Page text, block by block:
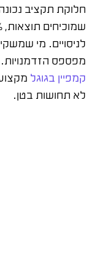
לניסויים. מי
מפספס
קמפיין בגוגל
לא תחושות בטן.